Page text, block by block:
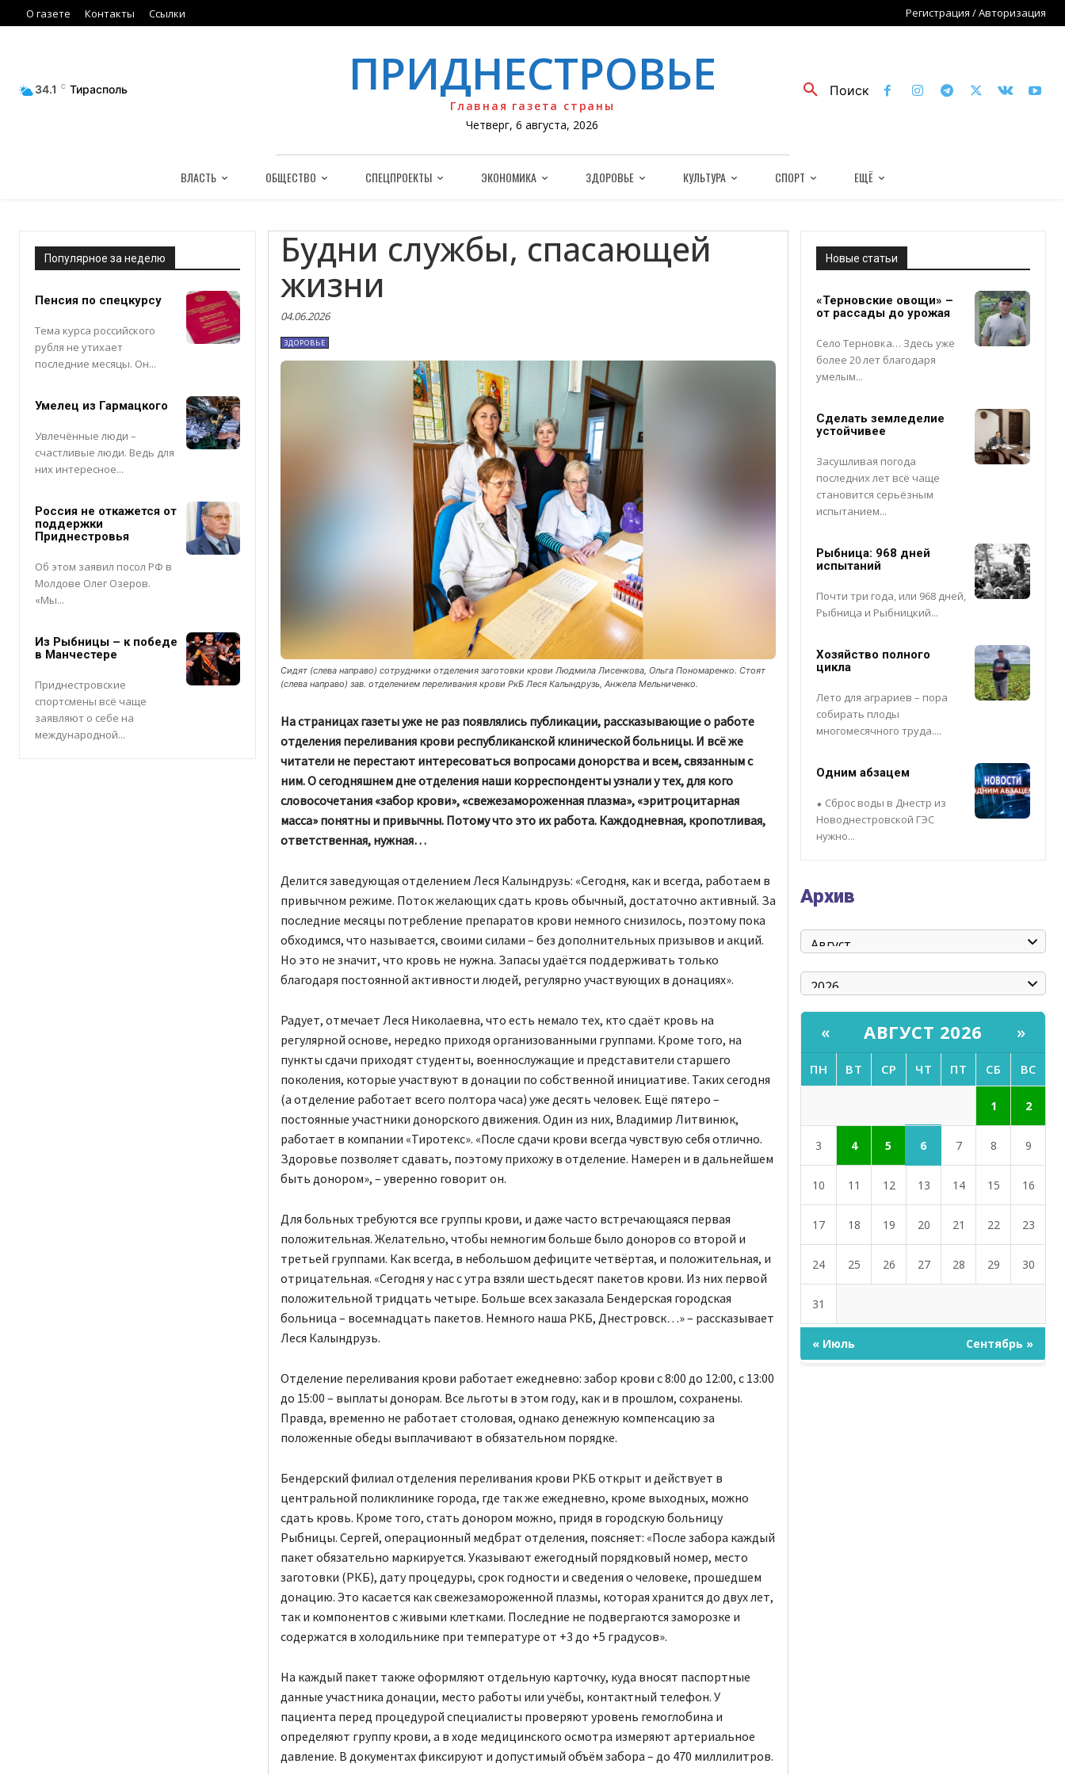
О газете Контакты Ссылки Регистрация / Авторизация
34.1 C Тирасполь ПРИДНЕСТРОВЬЕ
Главная газета страны
Четверг, 6 августа, 2026
Поиск
ВЛАСТЬ ОБЩЕСТВО СПЕЦПРОЕКТЫ ЭКОНОМИКА ЗДОРОВЬЕ КУЛЬТУРА СПОРТ ЕЩЁ
Популярное за неделю
Пенсия по спецкурсу
Тема курса российского
рубля не утихает
последние месяцы. Он...
Умелец из Гармацкого
Увлечённые люди –
счастливые люди. Ведь для
них интересное...
Россия не откажется от
поддержки
Приднестровья
Об этом заявил посол РФ в
Молдове Олег Озеров.
«Мы...
Из Рыбницы – к победе
в Манчестере
Приднестровские
спортсмены всё чаще
заявляют о себе на
международной...
Будни службы, спасающей
жизни
04.06.2026
ЗДОРОВЬЕ
Сидят (слева направо) сотрудники отделения заготовки крови Людмила Лисенкова, Ольга Пономаренко. Стоят
(слева направо) зав. отделением переливания крови РкБ Леся Калындрузь, Анжела Мельниченко.
На страницах газеты уже не раз появлялись публикации, рассказывающие о работе
отделения переливания крови республиканской клинической больницы. И всё же
читатели не перестают интересоваться вопросами донорства и всем, связанным с
ним. О сегодняшнем дне отделения наши корреспонденты узнали у тех, для кого
словосочетания «забор крови», «свежезамороженная плазма», «эритроцитарная
масса» понятны и привычны. Потому что это их работа. Каждодневная, кропотливая,
ответственная, нужная…
Делится заведующая отделением Леся Калындрузь: «Сегодня, как и всегда, работаем в
привычном режиме. Поток желающих сдать кровь обычный, достаточно активный. За
последние месяцы потребление препаратов крови немного снизилось, поэтому пока
обходимся, что называется, своими силами – без дополнительных призывов и акций.
Но это не значит, что кровь не нужна. Запасы удаётся поддерживать только
благодаря постоянной активности людей, регулярно участвующих в донациях».
Радует, отмечает Леся Николаевна, что есть немало тех, кто сдаёт кровь на
регулярной основе, нередко приходя организованными группами. Кроме того, на
пункты сдачи приходят студенты, военнослужащие и представители старшего
поколения, которые участвуют в донации по собственной инициативе. Таких сегодня
(а отделение работает всего полтора часа) уже десять человек. Ещё пятеро –
постоянные участники донорского движения. Один из них, Владимир Литвинюк,
работает в компании «Тиротекс». «После сдачи крови всегда чувствую себя отлично.
Здоровье позволяет сдавать, поэтому прихожу в отделение. Намерен и в дальнейшем
быть донором», – уверенно говорит он.
Для больных требуются все группы крови, и даже часто встречающаяся первая
положительная. Желательно, чтобы немногим больше было доноров со второй и
третьей группами. Как всегда, в небольшом дефиците четвёртая, и положительная, и
отрицательная. «Сегодня у нас с утра взяли шестьдесят пакетов крови. Из них первой
положительной тридцать четыре. Больше всех заказала Бендерская городская
больница – восемнадцать пакетов. Немного наша РКБ, Днестровск…» – рассказывает
Леся Калындрузь.
Отделение переливания крови работает ежедневно: забор крови с 8:00 до 12:00, с 13:00
до 15:00 – выплаты донорам. Все льготы в этом году, как и в прошлом, сохранены.
Правда, временно не работает столовая, однако денежную компенсацию за
положенные обеды выплачивают в обязательном порядке.
Бендерский филиал отделения переливания крови РКБ открыт и действует в
центральной поликлинике города, где так же ежедневно, кроме выходных, можно
сдать кровь. Кроме того, стать донором можно, придя в городскую больницу
Рыбницы. Сергей, операционный медбрат отделения, поясняет: «После забора каждый
пакет обязательно маркируется. Указывают ежегодный порядковый номер, место
заготовки (РКБ), дату процедуры, срок годности и сведения о человеке, прошедшем
донацию. Это касается как свежезамороженной плазмы, которая хранится до двух лет,
так и компонентов с живыми клетками. Последние не подвергаются заморозке и
содержатся в холодильнике при температуре от +3 до +5 градусов».
На каждый пакет также оформляют отдельную карточку, куда вносят паспортные
данные участника донации, место работы или учёбы, контактный телефон. У
пациента перед процедурой специалисты проверяют уровень гемоглобина и
определяют группу крови, а в ходе медицинского осмотра измеряют артериальное
давление. В документах фиксируют и допустимый объём забора – до 470 миллилитров.
Новые статьи
«Терновские овощи» –
от рассады до урожая
Село Терновка… Здесь уже
более 20 лет благодаря
умелым...
Сделать земледелие
устойчивее
Засушливая погода
последних лет всё чаще
становится серьёзным
испытанием...
Рыбница: 968 дней
испытаний
Почти три года, или 968 дней,
Рыбница и Рыбницкий...
Хозяйство полного
цикла
Лето для аграриев – пора
собирать плоды
многомесячного труда....
Одним абзацем
⬥ Сброс воды в Днестр из
Новоднестровской ГЭС
нужно...
Архив
« АВГУСТ 2026 »
ПН ВТ СР ЧТ ПТ СБ ВС
1 2
3 4 5 6 7 8 9
10 11 12 13 14 15 16
17 18 19 20 21 22 23
24 25 26 27 28 29 30
31
« Июль Сентябрь »